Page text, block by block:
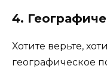
4.
Хотите верьте,
географическое